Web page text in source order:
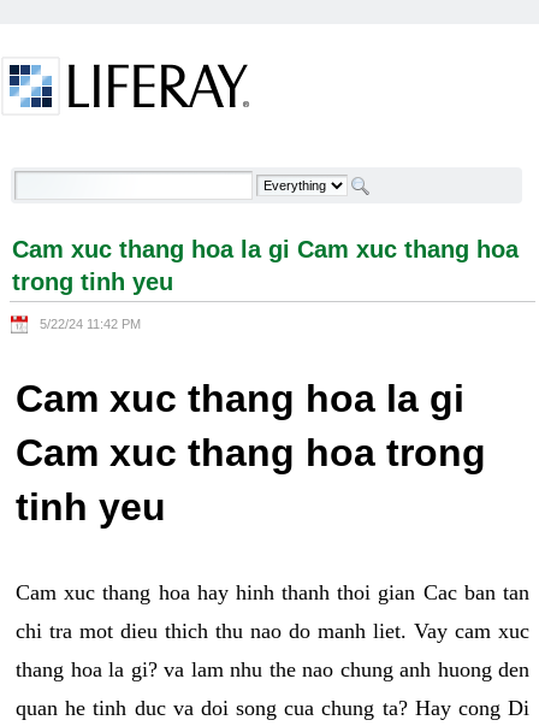
Cam xuc thang hoa la gi Cam xuc thang hoa trong
Cam xuc thang hoa la gi Cam xuc thang hoa
trong tinh yeu
5/22/24 11:42 PM
Cam xuc thang hoa la gi
Cam xuc thang hoa trong
tinh yeu
Cam xuc thang hoa hay hinh thanh thoi gian Cac ban tan
chi tra mot dieu thich thu nao do manh liet. Vay cam xuc
thang hoa la gi? va lam nhu the nao chung anh huong den
quan he tinh duc va doi song cua chung ta? Hay cong Di